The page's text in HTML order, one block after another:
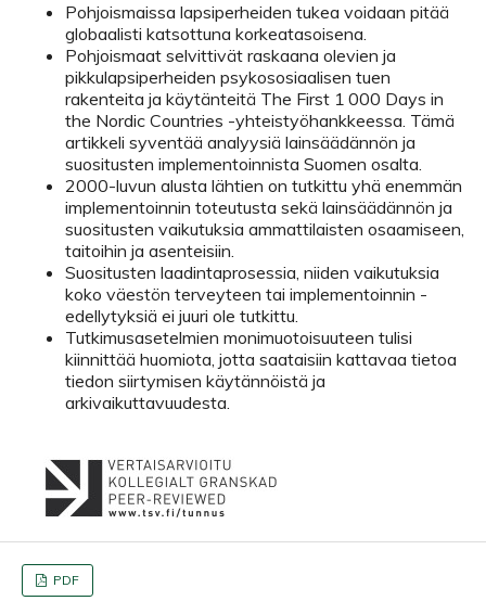
Pohjoismaissa lapsiperheiden tukea voidaan pitää
globaalisti katsottuna korkeatasoisena.
Pohjoismaat selvittivät raskaana olevien ja
pikkulapsiperheiden psykososiaalisen tuen
rakenteita ja käytänteitä The First 1 000 Days in
the Nordic Countries -yhteistyöhankkeessa. Tämä
artikkeli syventää analyysiä ­lainsäädännön ja
suositusten implementoinnista Suomen osalta.
2000-luvun alusta lähtien on tutkittu yhä enemmän
implementoinnin toteutusta sekä lainsäädännön ja
suositusten vaikutuksia ammattilaisten osaamiseen,
taitoihin ja asenteisiin.
Suositusten laadintaprosessia, niiden vaikutuksia
koko väestön terveyteen tai implementoinnin ­
edellytyksiä ei juuri ole tutkittu.
Tutkimusasetelmien monimuotoisuuteen tulisi
kiinnittää huomiota, jotta saataisiin kattavaa tietoa
tiedon siirtymisen käytännöistä ja
arkivaikuttavuudesta.
PDF